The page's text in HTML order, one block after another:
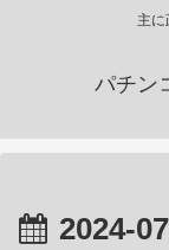
主
パチン
2024-